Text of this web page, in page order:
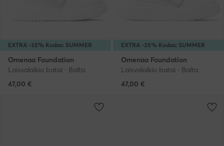
EXTRA -35% Kodas: SUMMER
Omenaa Foundation
Laisvalaikio batai · Balta
47,00 €
EXTRA -35% Kodas: SUMMER
Omenaa Foundation
Laisvalaikio batai · Balta
47,00 €